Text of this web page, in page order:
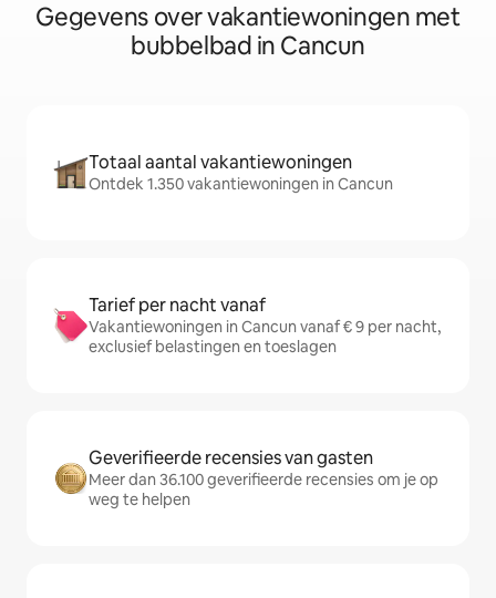
Gegevens over vakantiewoningen met
bubbelbad in Cancun
Totaal aantal vakantiewoningen
Ontdek 1.350 vakantiewoningen in Cancun
Tarief per nacht vanaf
Vakantiewoningen in Cancun vanaf € 9 per nacht,
exclusief belastingen en toeslagen
Geverifieerde recensies van gasten
Meer dan 36.100 geverifieerde recensies om je op
weg te helpen